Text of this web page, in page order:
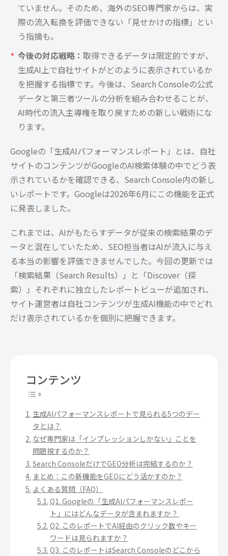
ていません。そのため、海外のSEO専門家からは、実
際の流入転換を評価できない「見せかけの指標」とい
う指摘も。
今後の対応戦略： 取得できるデータは限定的ですが、
生成AI上で自社サイトがどのように表示されているか
を把握する指標です。今後は、Search Consoleの公式
データと第三者ツールの分析を組み合わせることが、
AI時代の流入主導権を取り戻すための新しい戦術にな
ります。
Googleの「生成AIパフォーマンスレポート」とは、自社
サイトのコンテンツがGoogleのAI検索体験の中でどう表
示されているかを確認できる、Search Console内の新し
いレポートです。Googleは2026年6月にこの機能を正式
に発表しました。
これまでは、AIがもたらすデータが従来の検索結果のデ
ータと混在していたため、SEO担当者はAIが流入に与え
る本当の影響を評価できませんでした。今回の更新では
「検索結果（Search Results）」と「Discover（探
索）」それぞれに独立したレポートビューが追加され、
サイト運営者は自社コンテンツが生成AI機能の中でどれ
だけ表示されているかを個別に把握できます。
コンテンツ
生成AIパフォーマンスレポートで見られる5つのデー
タとは？
なぜ専門家は「インプレッションしかない」ことを
問題視するのか？
Search ConsoleだけでGEO分析は完結するのか？
まとめ：この新機能をGEOにどう活かすのか？
よくある質問（FAQ）
Q1. Googleの「生成AIパフォーマンスレポー
ト」にはどんなデータが含まれますか？
Q2. このレポートでAI経由のクリック数やキー
ワードは見られますか？
Q3. このレポートはSearch Consoleのどこから